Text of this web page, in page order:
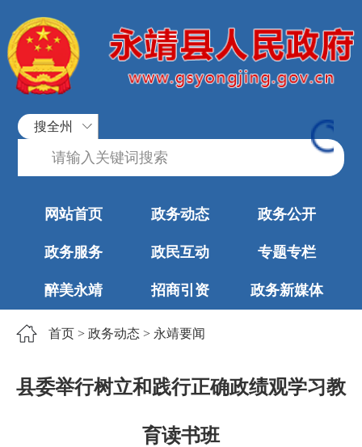
搜全州
网站首页 政务动态 政务公开
政务服务 政民互动 专题专栏
醉美永靖 招商引资 政务新媒体
首页 > 政务动态 > 永靖要闻
县委举行树立和践行正确政绩观学习教
育读书班